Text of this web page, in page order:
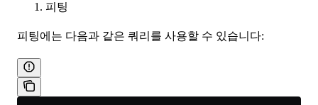
피팅
피팅에는 다음과 같은 쿼리를 사용할 수 있습니다: